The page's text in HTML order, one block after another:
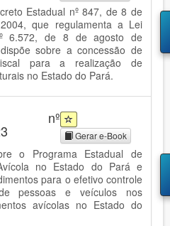
Estadual nº 847, de 8 de
que regulamenta a Lei
6.572, de 8 de agosto de
sobre a concessão de
para a realização de
no Estado do Pará.
nº
Gerar e-Book
o Programa Estadual de
no Estado do Pará e
para o efetivo controle
pessoas e veículos nos
avícolas no Estado do